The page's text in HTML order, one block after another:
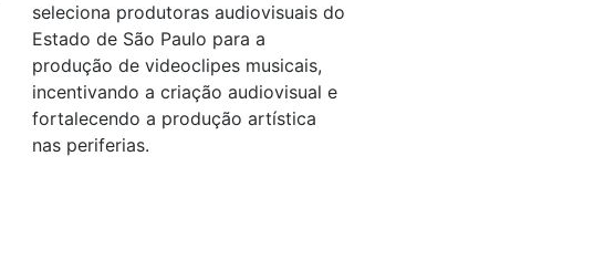
seleciona produtoras audiovisuais do
Estado de São Paulo para a
produção de videoclipes musicais,
incentivando a criação audiovisual e
fortalecendo a produção artística
nas periferias.